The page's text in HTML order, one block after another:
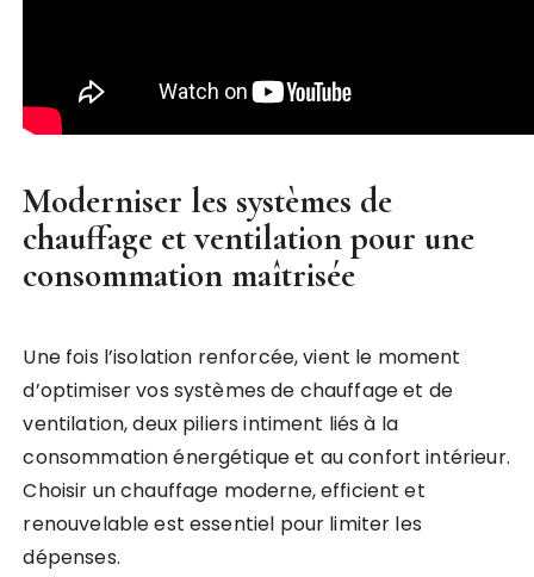
Moderniser les systèmes de
chauffage et ventilation pour une
consommation maîtrisée
Une fois l’isolation renforcée, vient le moment
d’optimiser vos systèmes de chauffage et de
ventilation, deux piliers intiment liés à la
consommation énergétique et au confort intérieur.
Choisir un chauffage moderne, efficient et
renouvelable est essentiel pour limiter les
dépenses.